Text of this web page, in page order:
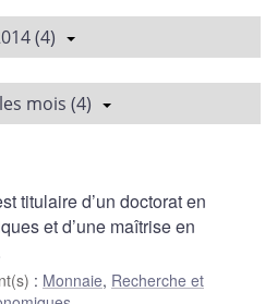
(4)
mois (4)
titulaire d’un doctorat en
et d’une maîtrise en
: Monnaie, Recherche et